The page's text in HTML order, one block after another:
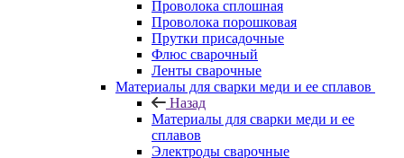
Проволока сплошная
Проволока порошковая
Прутки присадочные
Флюс сварочный
Ленты сварочные
Материалы для сварки меди и ее сплавов
Назад
Материалы для сварки меди и ее
сплавов
Электроды сварочные